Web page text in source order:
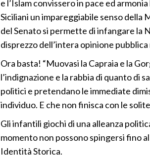
e l’Islam convissero in pace ed
Siciliani un impareggiabile senso della
del Senato si permette di infangare la
disprezzo dell’intera opinione pubblica
Ora basta! “Muovasi la Capraia e la
l’indignazione e la rabbia di quanto di
politici e pretendano le immediate
individuo. E che non finisca con le
Gli infantili giochi di una alleanza
momento non possono spingersi fino
Identità Storica.